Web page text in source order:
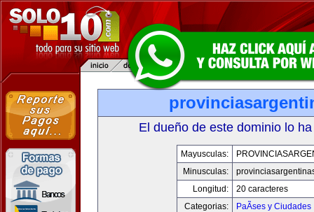
El dueño de este dominio lo
Mayusculas:
Minusculas:
Longitud:
20 caracteres
Categorias:
PaÃ­ses y Ciudades